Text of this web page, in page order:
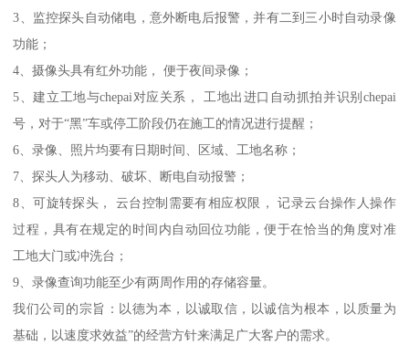
3、监控探头自动储电，意外断电后报警，并有二到三小时自动录像
功能；
4、摄像头具有红外功能， 便于夜间录像；
5、建立工地与chepai对应关系， 工地出进口自动抓拍并识别chepai
号，对于“黑”车或停工阶段仍在施工的情况进行提醒；
6、录像、照片均要有日期时间、区域、工地名称；
7、探头人为移动、破坏、断电自动报警；
8、可旋转探头， 云台控制需要有相应权限， 记录云台操作人操作
过程，具有在规定的时间内自动回位功能，便于在恰当的角度对准
工地大门或冲洗台；
9、录像查询功能至少有两周作用的存储容量。
我们公司的宗旨：以德为本，以诚取信，以诚信为根本，以质量为
基础，以速度求效益”的经营方针来满足广大客户的需求。